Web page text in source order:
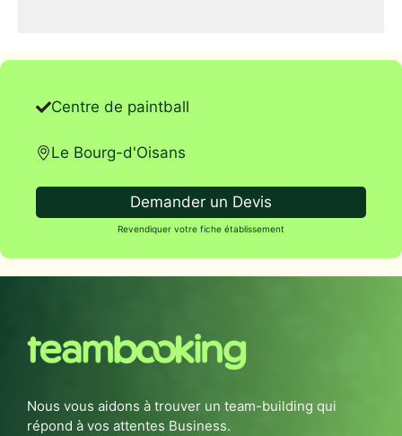
Centre de paintball
Le Bourg-d'Oisans
Demander un Devis
Revendiquer votre fiche établissement
Nous vous aidons à trouver un team-building qui
répond à vos attentes Business.